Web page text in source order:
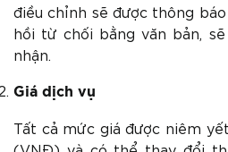
điều chỉnh sẽ được thông
hồi từ chối bằng văn bản,
nhận.
Giá dịch vụ
Tất cả mức giá được niêm